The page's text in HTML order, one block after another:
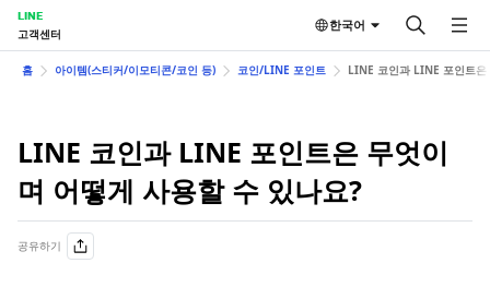
LINE
고객센터
한국어
홈 아이템(스티커/이모티콘/코인 등) 코인/LINE 포인트 LINE 코인과 LINE 포인트
LINE 코인과 LINE 포인트은 무엇이
며 어떻게 사용할 수 있나요?
공유하기